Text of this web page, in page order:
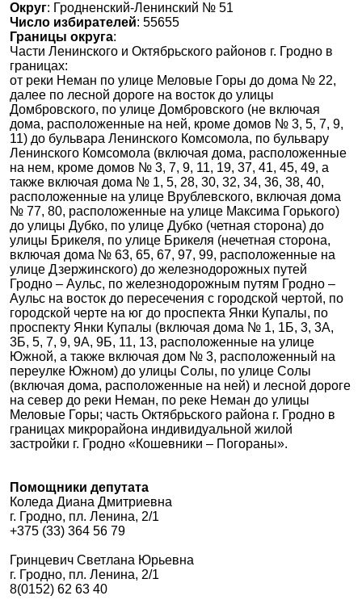
Округ: Гродненский-Ленинский № 51
Число избирателей: 55655
Границы округа:
Части Ленинского и Октябрьского районов г. Гродно в
границах:
от реки Неман по улице Меловые Горы до дома № 22,
далее по лесной дороге на восток до улицы
Домбровского, по улице Домбровского (не включая
дома, расположенные на ней, кроме домов № 3, 5, 7, 9,
11) до бульвара Ленинского Комсомола, по бульвару
Ленинского Комсомола (включая дома, расположенные
на нем, кроме домов № 3, 7, 9, 11, 19, 37, 41, 45, 49, а
также включая дома № 1, 5, 28, 30, 32, 34, 36, 38, 40,
расположенные на улице Врублевского, включая дома
№ 77, 80, расположенные на улице Максима Горького)
до улицы Дубко, по улице Дубко (четная сторона) до
улицы Брикеля, по улице Брикеля (нечетная сторона,
включая дома № 63, 65, 67, 97, 99, расположенные на
улице Дзержинского) до железнодорожных путей
Гродно – Аульс, по железнодорожным путям Гродно –
Аульс на восток до пересечения с городской чертой, по
городской черте на юг до проспекта Янки Купалы, по
проспекту Янки Купалы (включая дома № 1, 1Б, 3, 3А,
3Б, 5, 7, 9, 9А, 9Б, 11, 13, расположенные на улице
Южной, а также включая дом № 3, расположенный на
переулке Южном) до улицы Солы, по улице Солы
(включая дома, расположенные на ней) и лесной дороге
на север до реки Неман, по реке Неман до улицы
Меловые Горы; часть Октябрьского района г. Гродно в
границах микрорайона индивидуальной жилой
застройки г. Гродно «Кошевники – Погораны».
Помощники депутата
Коледа Диана Дмитриевна
г. Гродно, пл. Ленина, 2/1
+375 (33) 364 56 79
Гринцевич Светлана Юрьевна
г. Гродно, пл. Ленина, 2/1
8(0152) 62 63 40